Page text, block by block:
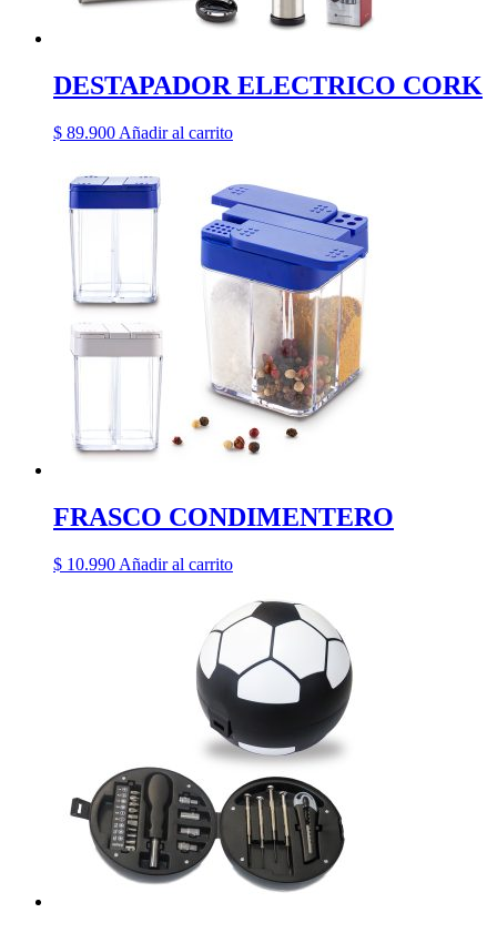
DESTAPADOR ELECTRICO CORK
$ 89.900 Añadir al carrito
FRASCO CONDIMENTERO
$ 10.990 Añadir al carrito